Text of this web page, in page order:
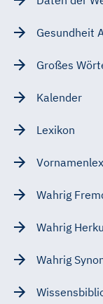
Gesundheit
Großes
Kalender
Lexikon
Wahrig
Wahrig
Wahrig